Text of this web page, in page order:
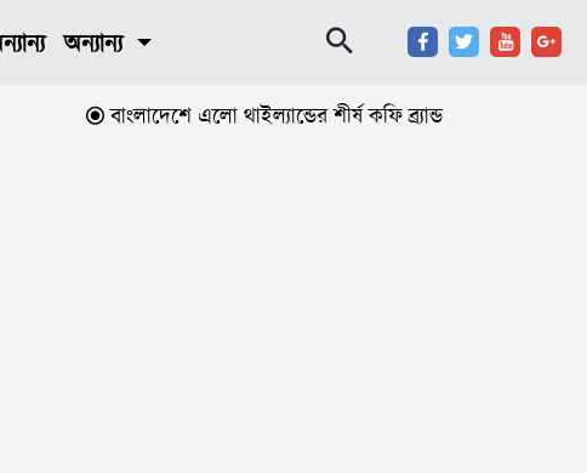
অন্যান্য
বাংলাদেশে এলো থাইল্যান্ডের শীর্ষ কফি ব্র্যান্ড ‘ক্যাফে আমাজন’